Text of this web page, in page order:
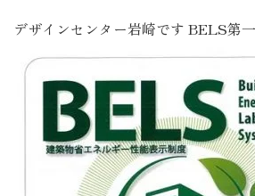
デザインセンター岩崎です BELS第